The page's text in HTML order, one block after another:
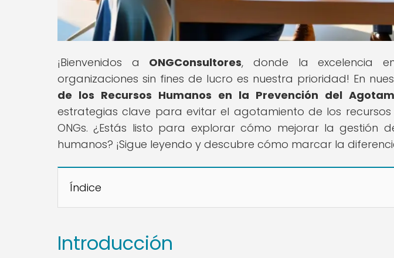
¡Bienvenidos a ONGConsultores, donde la excelencia
organizaciones sin fines de lucro es nuestra prioridad! En
de los Recursos Humanos en la Prevención del
estrategias clave para evitar el agotamiento de los
ONGs. ¿Estás listo para explorar cómo mejorar la gestión
humanos? ¡Sigue leyendo y descubre cómo marcar la
Índice
Introducción